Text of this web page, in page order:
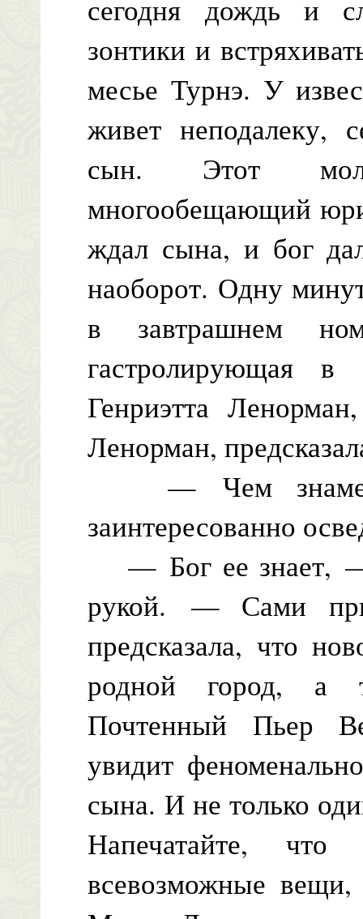
сегодня дождь и
зонтики и
месье Турнэ. У
живет неподалеку,
сын. Этот
многообещающий
ждал сына, и бог
наоборот. Одну
в завтрашнем
гастролирующая в
Генриэтта
Ленорман,
— Чем
заинтересованно
— Бог ее знает, —
рукой. — Сами
предсказала, что
родной город, а
Почтенный Пьер
увидит
сына. И не только
Напечатайте, что
всевозможные вещи,